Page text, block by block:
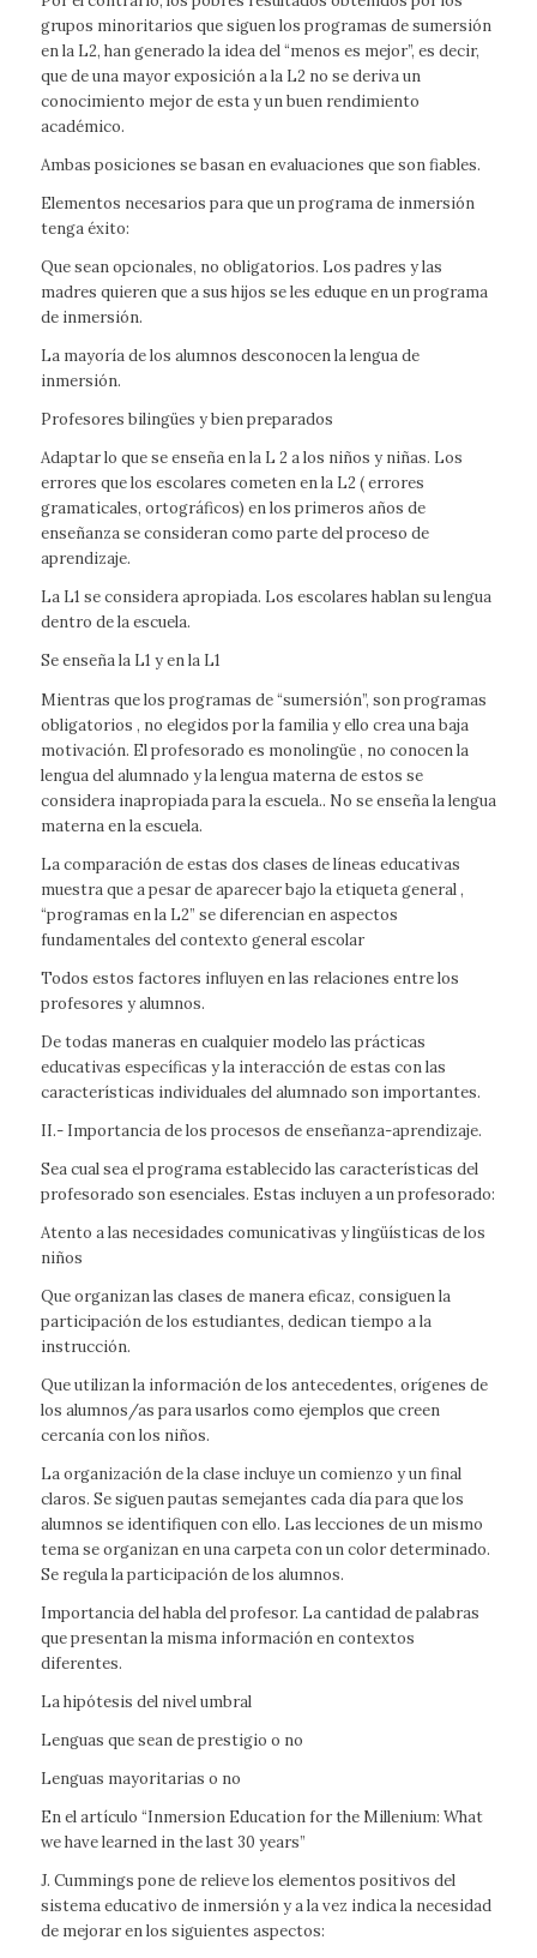
grupos minoritarios que siguen los programas de sumersión
en la L2, han generado la idea del “menos es mejor”, es decir,
que de una mayor exposición a la L2 no se deriva un
conocimiento mejor de esta y un buen rendimiento
académico.
Ambas posiciones se basan en evaluaciones que son fiables.
Elementos necesarios para que un programa de inmersión
tenga éxito:
Que sean opcionales, no obligatorios. Los padres y las
madres quieren que a sus hijos se les eduque en un programa
de inmersión.
La mayoría de los alumnos desconocen la lengua de
inmersión.
Profesores bilingües y bien preparados
Adaptar lo que se enseña en la L 2 a los niños y niñas. Los
errores que los escolares cometen en la L2 ( errores
gramaticales, ortográficos) en los primeros años de
enseñanza se consideran como parte del proceso de
aprendizaje.
La L1 se considera apropiada. Los escolares hablan su lengua
dentro de la escuela.
Se enseña la L1 y en la L1
Mientras que los programas de “sumersión”, son programas
obligatorios , no elegidos por la familia y ello crea una baja
motivación. El profesorado es monolingüe , no conocen la
lengua del alumnado y la lengua materna de estos se
considera inapropiada para la escuela.. No se enseña la lengua
materna en la escuela.
La comparación de estas dos clases de líneas educativas
muestra que a pesar de aparecer bajo la etiqueta general ,
“programas en la L2” se diferencian en aspectos
fundamentales del contexto general escolar
Todos estos factores influyen en las relaciones entre los
profesores y alumnos.
De todas maneras en cualquier modelo las prácticas
educativas específicas y la interacción de estas con las
características individuales del alumnado son importantes.
II.- Importancia de los procesos de enseñanza-aprendizaje.
Sea cual sea el programa establecido las características del
profesorado son esenciales. Estas incluyen a un profesorado:
Atento a las necesidades comunicativas y lingüísticas de los
niños
Que organizan las clases de manera eficaz, consiguen la
participación de los estudiantes, dedican tiempo a la
instrucción.
Que utilizan la información de los antecedentes, orígenes de
los alumnos/as para usarlos como ejemplos que creen
cercanía con los niños.
La organización de la clase incluye un comienzo y un final
claros. Se siguen pautas semejantes cada día para que los
alumnos se identifiquen con ello. Las lecciones de un mismo
tema se organizan en una carpeta con un color determinado.
Se regula la participación de los alumnos.
Importancia del habla del profesor. La cantidad de palabras
que presentan la misma información en contextos
diferentes.
La hipótesis del nivel umbral
Lenguas que sean de prestigio o no
Lenguas mayoritarias o no
En el artículo “Inmersion Education for the Millenium: What
we have learned in the last 30 years”
J. Cummings pone de relieve los elementos positivos del
sistema educativo de inmersión y a la vez indica la necesidad
de mejorar en los siguientes aspectos: